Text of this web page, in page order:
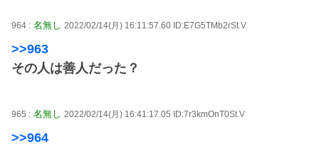
964 : 名無し 2022/02/14(月) 16:11:57.60 ID:E7G5TMb2rSt.V
>>963
その人は善人だった？
965 : 名無し 2022/02/14(月) 16:41:17.05 ID:7r3kmOnT0St.V
>>964